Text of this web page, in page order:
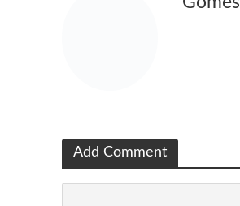
Add Comment